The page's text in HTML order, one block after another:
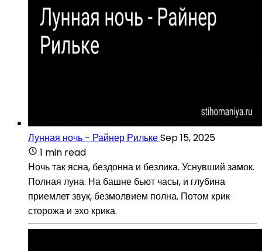
Лунная ночь - Райнер РилькеSep 15, 2025
1 min read
Ночь так ясна, бездонна и безлика. Уснувший замок.
Полная луна. На башне бьют часы, и глубина
приемлет звук, безмолвием полна. Потом крик
сторожа и эхо крика.